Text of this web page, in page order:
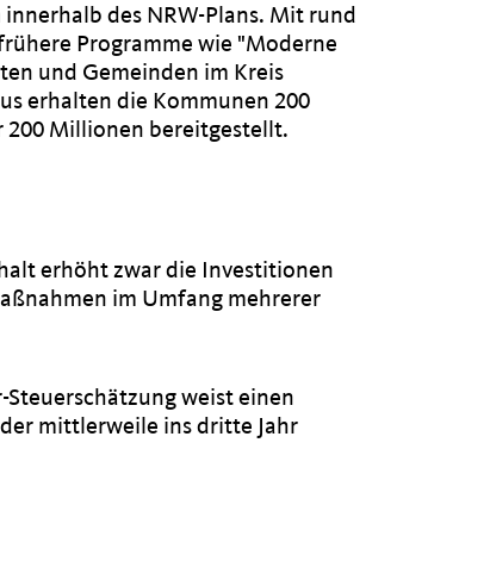
des NRW-Plans. Mit rund
Programme wie "Moderne
und Gemeinden im Kreis
erhalten die Kommunen 200
200 Millionen bereitgestellt.
erhöht zwar die Investitionen
im Umfang mehrerer
weist einen
mittlerweile ins dritte Jahr